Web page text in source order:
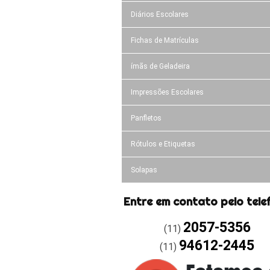
Diários Escolares
Fichas de Matrículas
ímãs de Geladeira
Impressões Escolares
Panfletos
Rótulos e Etiquetas
Solapas
Entre em contato pelo
(11) 2057-5356
(11) 94612-2445